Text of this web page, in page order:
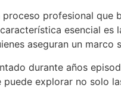
profesional que
esencial
aseguran un marco
durante años
explorar no solo